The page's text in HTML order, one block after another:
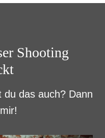
Shooting
das auch? Dann
mir!